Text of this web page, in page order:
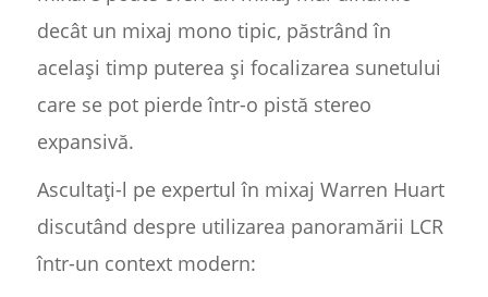
decât un mixaj mono tipic, păstrând în
același timp puterea și focalizarea sunetului
care se pot pierde într-o pistă stereo
expansivă.
Ascultați-l pe expertul în mixaj Warren Huart
discutând despre utilizarea panoramării LCR
într-un context modern: